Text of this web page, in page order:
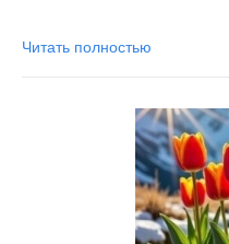
Читать полностью